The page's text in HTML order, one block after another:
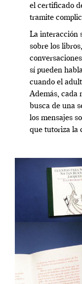
el certificado
tramite
La interacción
sobre los
sí pueden
cuando el
Además, cada
busca de una
los mensajes
que tutoriza la